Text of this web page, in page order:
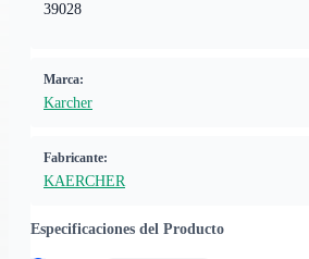
39028
Marca:
Karcher
Fabricante:
KAERCHER
Especificaciones del Producto